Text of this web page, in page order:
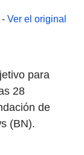
- Ver el original
para
28
de
(BN).